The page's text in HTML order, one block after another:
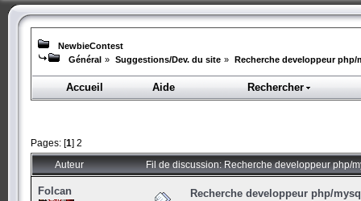
NewbieContest
Général » Suggestions/Dev. du site » Recherche developpeur
Accueil Aide Rechercher
Pages: [1] 2
Auteur Fil de discussion: Recherche developpeur php/
Folcan Recherche developpeur php/